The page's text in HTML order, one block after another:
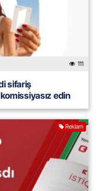
111
sifariş
komissiyasız edin
Reklam